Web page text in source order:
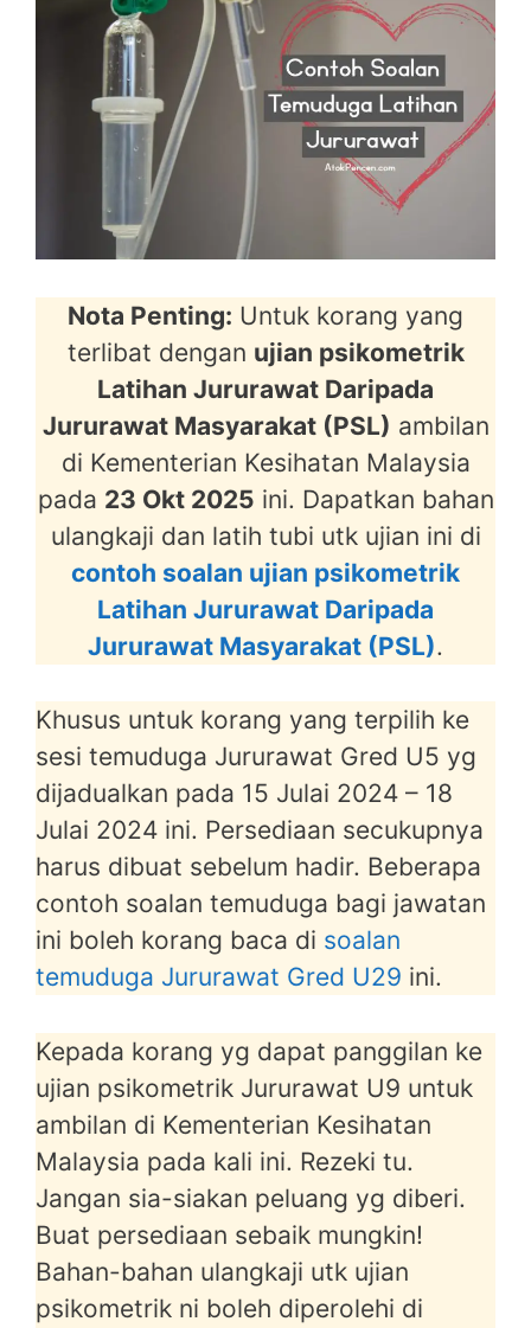
Nota Penting: Untuk korang yang
terlibat dengan ujian psikometrik
Latihan Jururawat Daripada
Jururawat Masyarakat (PSL) ambilan
di Kementerian Kesihatan Malaysia
pada 23 Okt 2025 ini. Dapatkan bahan
ulangkaji dan latih tubi utk ujian ini di
contoh soalan ujian psikometrik
Latihan Jururawat Daripada
Jururawat Masyarakat (PSL).
Khusus untuk korang yang terpilih ke
sesi temuduga Jururawat Gred U5 yg
dijadualkan pada 15 Julai 2024 – 18
Julai 2024 ini. Persediaan secukupnya
harus dibuat sebelum hadir. Beberapa
contoh soalan temuduga bagi jawatan
ini boleh korang baca di soalan
temuduga Jururawat Gred U29 ini.
Kepada korang yg dapat panggilan ke
ujian psikometrik Jururawat U9 untuk
ambilan di Kementerian Kesihatan
Malaysia pada kali ini. Rezeki tu.
Jangan sia-siakan peluang yg diberi.
Buat persediaan sebaik mungkin!
Bahan-bahan ulangkaji utk ujian
psikometrik ni boleh diperolehi di